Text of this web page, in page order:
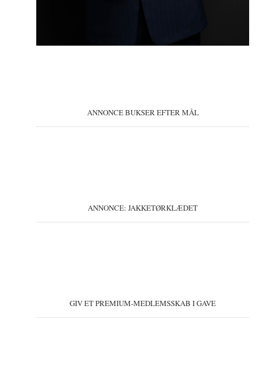
ANNONCE BUKSER EFTER MÅL
ANNONCE: JAKKETØRKLÆDET
GIV ET PREMIUM-MEDLEMSSKAB I GAVE